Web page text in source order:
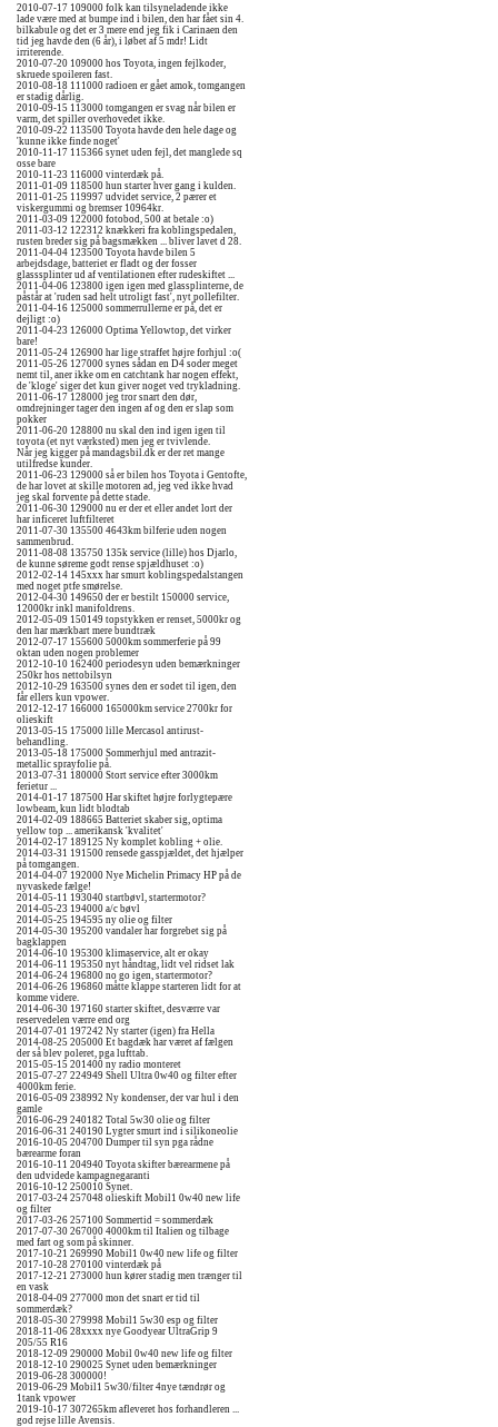
2010-07-17 109000 folk kan tilsyneladende ikke
lade være med at bumpe ind i bilen, den har fået sin 4.
bilkabule og det er 3 mere end jeg fik i Carinaen den
tid jeg havde den (6 år), i løbet af 5 mdr! Lidt
irriterende.
2010-07-20 109000 hos Toyota, ingen fejlkoder,
skruede spoileren fast.
2010-08-18 111000 radioen er gået amok, tomgangen
er stadig dårlig.
2010-09-15 113000 tomgangen er svag når bilen er
varm, det spiller overhovedet ikke.
2010-09-22 113500 Toyota havde den hele dage og
'kunne ikke finde noget'
2010-11-17 115366 synet uden fejl, det manglede sq
osse bare
2010-11-23 116000 vinterdæk på.
2011-01-09 118500 hun starter hver gang i kulden.
2011-01-25 119997 udvidet service, 2 pærer et
viskergummi og bremser 10964kr.
2011-03-09 122000 fotobod, 500 at betale :o)
2011-03-12 122312 knækkeri fra koblingspedalen,
rusten breder sig på bagsmækken ... bliver lavet d 28.
2011-04-04 123500 Toyota havde bilen 5
arbejdsdage, batteriet er fladt og der fosser
glasssplinter ud af ventilationen efter rudeskiftet ...
2011-04-06 123800 igen igen med glassplinterne, de
påstår at 'ruden sad helt utroligt fast', nyt pollefilter.
2011-04-16 125000 sommerrullerne er på, det er
dejligt :o)
2011-04-23 126000 Optima Yellowtop, det virker
bare!
2011-05-24 126900 har lige straffet højre forhjul :o(
2011-05-26 127000 synes sådan en D4 soder meget
nemt til, aner ikke om en catchtank har nogen effekt,
de 'kloge' siger det kun giver noget ved trykladning.
2011-06-17 128000 jeg tror snart den dør,
omdrejninger tager den ingen af og den er slap som
pokker
2011-06-20 128800 nu skal den ind igen igen til
toyota (et nyt værksted) men jeg er tvivlende.
Når jeg kigger på mandagsbil.dk er der ret mange
utilfredse kunder.
2011-06-23 129000 så er bilen hos Toyota i Gentofte,
de har lovet at skille motoren ad, jeg ved ikke hvad
jeg skal forvente på dette stade.
2011-06-30 129000 nu er der et eller andet lort der
har inficeret luftfilteret
2011-07-30 135500 4643km bilferie uden nogen
sammenbrud.
2011-08-08 135750 135k service (lille) hos Djarlo,
de kunne søreme godt rense spjældhuset :o)
2012-02-14 145xxx har smurt koblingspedalstangen
med noget ptfe smørelse.
2012-04-30 149650 der er bestilt 150000 service,
12000kr inkl manifoldrens.
2012-05-09 150149 topstykken er renset, 5000kr og
den har mærkbart mere bundtræk
2012-07-17 155600 5000km sommerferie på 99
oktan uden nogen problemer
2012-10-10 162400 periodesyn uden bemærkninger
250kr hos nettobilsyn
2012-10-29 163500 synes den er sodet til igen, den
får ellers kun vpower.
2012-12-17 166000 165000km service 2700kr for
olieskift
2013-05-15 175000 lille Mercasol antirust-
behandling.
2013-05-18 175000 Sommerhjul med antrazit-
metallic sprayfolie på.
2013-07-31 180000 Stort service efter 3000km
ferietur ...
2014-01-17 187500 Har skiftet højre forlygtepære
lowbeam, kun lidt blodtab
2014-02-09 188665 Batteriet skaber sig, optima
yellow top ... amerikansk 'kvalitet'
2014-02-17 189125 Ny komplet kobling + olie.
2014-03-31 191500 rensede gasspjældet, det hjælper
på tomgangen.
2014-04-07 192000 Nye Michelin Primacy HP på de
nyvaskede fælge!
2014-05-11 193040 startbøvl, startermotor?
2014-05-23 194000 a/c bøvl
2014-05-25 194595 ny olie og filter
2014-05-30 195200 vandaler har forgrebet sig på
bagklappen
2014-06-10 195300 klimaservice, alt er okay
2014-06-11 195350 nyt håndtag, lidt vel ridset lak
2014-06-24 196800 no go igen, startermotor?
2014-06-26 196860 måtte klappe starteren lidt for at
komme videre.
2014-06-30 197160 starter skiftet, desværre var
reservedelen værre end org
2014-07-01 197242 Ny starter (igen) fra Hella
2014-08-25 205000 Et bagdæk har været af fælgen
der så blev poleret, pga lufttab.
2015-05-15 201400 ny radio monteret
2015-07-27 224949 Shell Ultra 0w40 og filter efter
4000km ferie.
2016-05-09 238992 Ny kondenser, der var hul i den
gamle
2016-06-29 240182 Total 5w30 olie og filter
2016-06-31 240190 Lygter smurt ind i silikoneolie
2016-10-05 204700 Dumper til syn pga rådne
bærearme foran
2016-10-11 204940 Toyota skifter bærearmene på
den udvidede kampagnegaranti
2016-10-12 250010 Synet.
2017-03-24 257048 olieskift Mobil1 0w40 new life
og filter
2017-03-26 257100 Sommertid = sommerdæk
2017-07-30 267000 4000km til Italien og tilbage
med fart og som på skinner.
2017-10-21 269990 Mobil1 0w40 new life og filter
2017-10-28 270100 vinterdæk på
2017-12-21 273000 hun kører stadig men trænger til
en vask
2018-04-09 277000 mon det snart er tid til
sommerdæk?
2018-05-30 279998 Mobil1 5w30 esp og filter
2018-11-06 28xxxx nye Goodyear UltraGrip 9
205/55 R16
2018-12-09 290000 Mobil 0w40 new life og filter
2018-12-10 290025 Synet uden bemærkninger
2019-06-28 300000!
2019-06-29 Mobil1 5w30/filter 4nye tændrør og
1tank vpower
2019-10-17 307265km afleveret hos forhandleren ...
god rejse lille Avensis.